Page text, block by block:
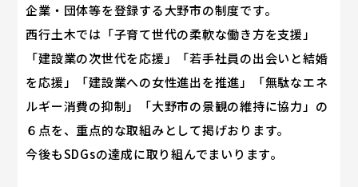
企業・団体等を登録する大野市の制度です。
西行土木では「子育て世代の柔軟な働き方を支援」
「建設業の次世代を応援」「若手社員の出会いと結婚
を応援」「建設業への女性進出を推進」「無駄なエネ
ルギー消費の抑制」「大野市の景観の維持に協力」の
６点を、重点的な取組みとして掲げおります。
今後もSDGsの達成に取り組んでまいります。